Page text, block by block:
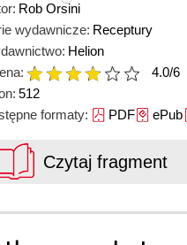
Rob Orsini
wydawnicze: Receptury
Helion
4.0/6
512
formaty: PDFePub
Czytaj fragment